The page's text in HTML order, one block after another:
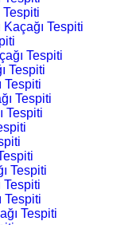
Tespiti
Tespiti
Tespiti
Tespiti
Tespiti
Tespiti
Tespiti
Tespiti
Tespiti
Tespiti